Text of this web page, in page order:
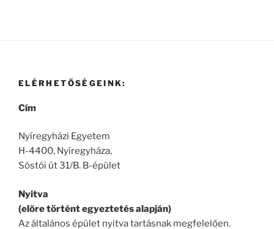
ELÉRHETŐSÉGEINK:
Cím
Nyíregyházi Egyetem
H-4400, Nyíregyháza,
Sóstói út 31/B. B-épület
Nyitva
(előre történt egyeztetés alapján)
Az általános épület nyitva tartásnak megfelelően.